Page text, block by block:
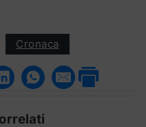
Cronaca